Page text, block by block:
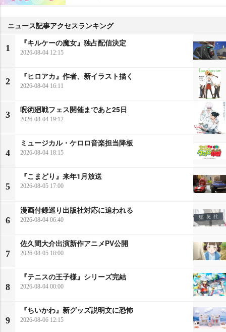
ニュース記事アクセスランキング
1
『キルケーの魔女』独占配信決定
2026-08-04 12:15
2
『ヒロアカ』作者、新イラスト描く
2026-08-04 16:11
3
呪術廻戦フェス開催まであと25日
2026-08-04 19:12
4
ミュージカル・ケロロ音楽担当降板
2026-08-04 18:15
5
『こまどり』来年1月放送
2026-08-05 17:00
6
漫画付録巡り出版社対応に追われる
2026-08-04 06:40
7
佐久間大介出演新作アニメPV公開
2026-08-05 18:00
8
『テニスの王子様』シリーズ完結
2026-08-04 00:00
9
『ちいかわ』新グッズ説明文に恐怖
2026-08-06 12:15